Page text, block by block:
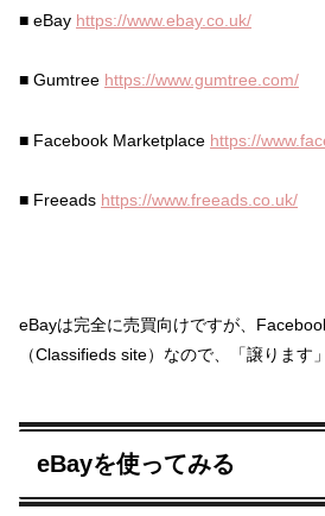
■ eBay https://www.ebay.co.uk/
■ Gumtree https://www.gumtree.com/
■ Facebook Marketplace https://
■ Freeads https://www.freeads.co.uk/
eBayは完全に売買向けですが、
（Classifieds site）なので、「譲ります
eBayを使ってみる